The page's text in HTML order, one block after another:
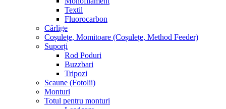
Textil
Fluorocarbon
Cârlige
Coșulețe, Momitoare (Coșulețe, Method Feeder)
Suporți
Rod Poduri
Buzzbari
Tripozi
Scaune (Fotolii)
Monturi
Totul pentru monturi